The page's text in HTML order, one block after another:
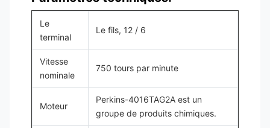
Le
terminal
Le fils, 12 / 6
Vitesse
nominale
750 tours par minute
Moteur
Perkins-4016TAG2A est un
groupe de produits chimiques.